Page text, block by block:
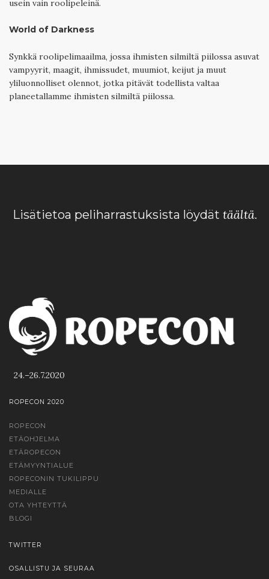
usein vain roolipeleinä.
World of Darkness
Synkkä roolipelimaailma, jossa ihmisten silmiltä piilossa asuvat
vampyyrit, maagit, ihmissudet, muumiot, keijut ja muut
yliluonnolliset olennot, jotka pitävät todellista valtaa
planeetallamme ihmisten silmiltä piilossa.
Lisätietoa peliharrastuksista löydät täältä.
24.–26.7.2020
ROPECON 2020
ROPECON
ETÄOHJELMA
ETÄROPECON
ETÄMYYNTIALUE
ROPECONIN TUKILIPPU
MEDIALLE
OTA YHTEYTTÄ
BLOGI
TWITTER
OSALLISTU JA SEURAA